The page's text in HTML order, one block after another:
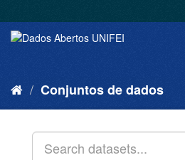
Conjuntos de dados